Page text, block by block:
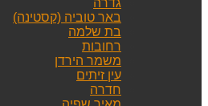
באר טוביה (קסטינה)
בת שלמה
רחובות
משמר הירדן
עין זיתים
חדרה